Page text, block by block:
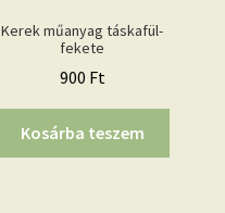
Kerek műanyag táskafül-
fekete
900 Ft
Kosárba teszem